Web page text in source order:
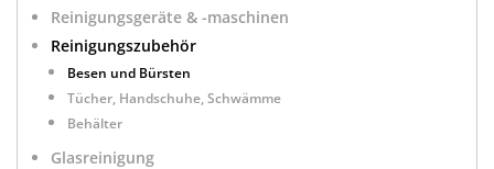
Reinigungsgeräte & -maschinen
Reinigungszubehör
Besen und Bürsten
Tücher, Handschuhe, Schwämme
Behälter
Glasreinigung